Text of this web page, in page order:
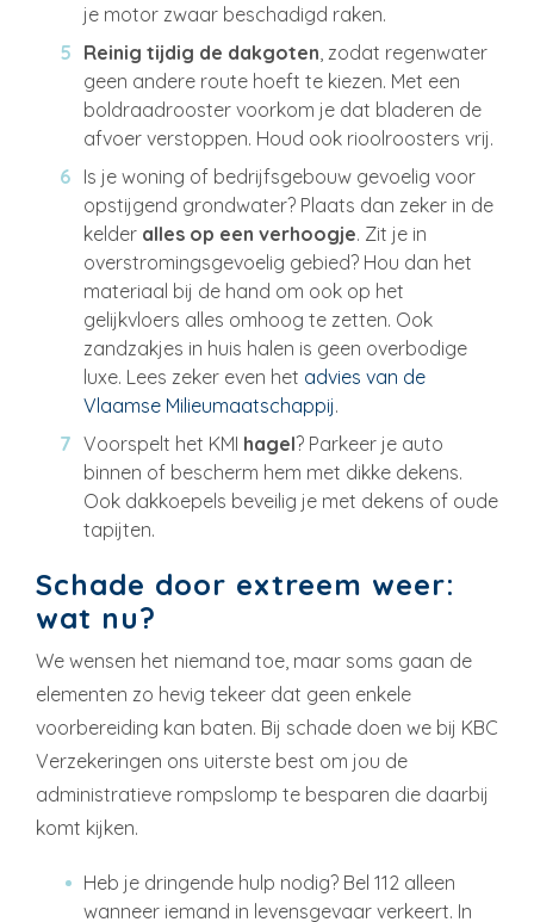
je motor zwaar beschadigd raken.
Reinig tijdig de dakgoten , zodat regenwater
geen andere route hoeft te kiezen. Met een
boldraadrooster voorkom je dat bladeren de
afvoer verstoppen. Houd ook rioolroosters vrij.
Is je woning of bedrijfsgebouw gevoelig voor
opstijgend grondwater? Plaats dan zeker in de
kelder alles op een verhoogje. Zit je in
overstromingsgevoelig gebied? Hou dan het
materiaal bij de hand om ook op het
gelijkvloers alles omhoog te zetten. Ook
zandzakjes in huis halen is geen overbodige
luxe. Lees zeker even het advies van de
Vlaamse Milieumaatschappij.
Voorspelt het KMI hagel? Parkeer je auto
binnen of bescherm hem met dikke dekens.
Ook dakkoepels beveilig je met dekens of oude
tapijten.
Schade door extreem weer:
wat nu?
We wensen het niemand toe, maar soms gaan de
elementen zo hevig tekeer dat geen enkele
voorbereiding kan baten. Bij schade doen we bij KBC
Verzekeringen ons uiterste best om jou de
administratieve rompslomp te besparen die daarbij
komt kijken.
Heb je dringende hulp nodig? Bel 112 alleen
wanneer iemand in levensgevaar verkeert. In